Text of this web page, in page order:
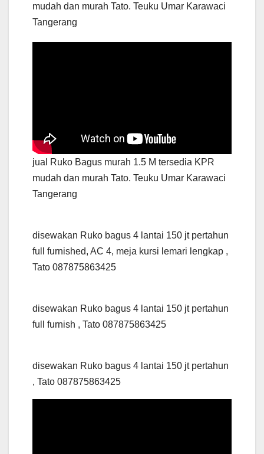
mudah dan murah Tato. Teuku Umar Karawaci
Tangerang
jual Ruko Bagus murah 1.5 M tersedia KPR
mudah dan murah Tato. Teuku Umar Karawaci
Tangerang
disewakan Ruko bagus 4 lantai 150 jt pertahun
full furnished, AC 4, meja kursi lemari lengkap ,
Tato 087875863425
disewakan Ruko bagus 4 lantai 150 jt pertahun
full furnish , Tato 087875863425
disewakan Ruko bagus 4 lantai 150 jt pertahun
, Tato 087875863425